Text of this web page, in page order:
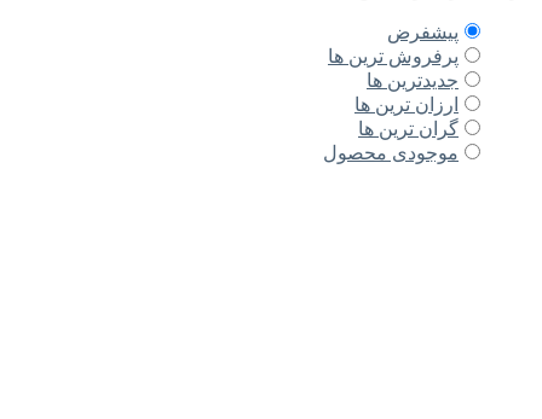
پیشفرض
پرفروش ترین ها
جدیدترین ها
ارزان ترین ها
گران ترین ها
موجودی محصول